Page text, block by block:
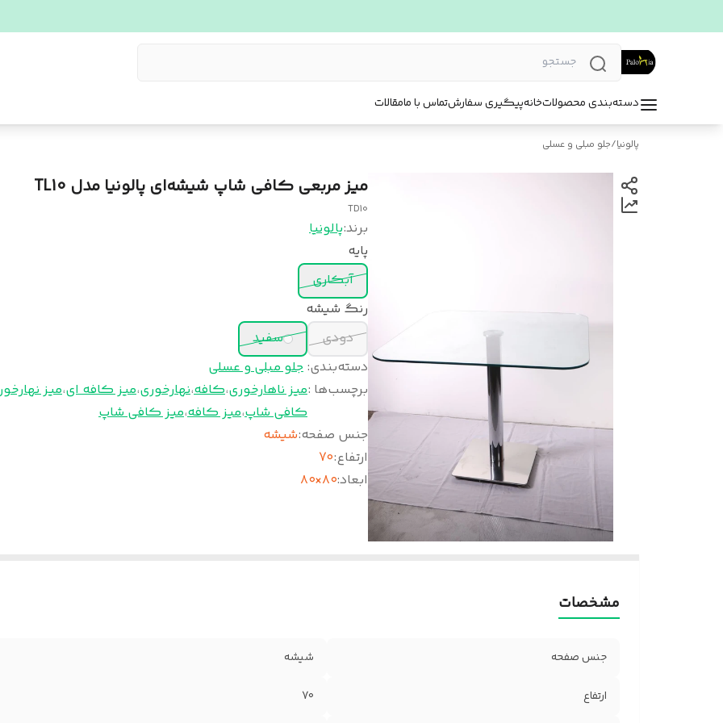
دسته‌بندی محصولاتخانهپیگیری سفارشتماس با مامقالات
پالونیا/جلو مبلی و عسلی
میز مربعی کافی شاپ شیشه‌ای پالونیا مدل TL10
TD10
برند:پالونیا
پایه
آبکاری
رنگ شیشه
دودی
سفید
دسته‌بندی: جلو مبلی و عسلی
برچسب‌ها :میز ناهارخوری،کافه،نهارخوری،میز کافه ای،میز
کافی شاپ،میز کافه،میز کافی شاپ
جنس صفحه:شیشه
ارتفاع:
70
ابعاد:۸۰×۸۰
مشخصات
جنس صفحه شیشه
ارتفاع 70